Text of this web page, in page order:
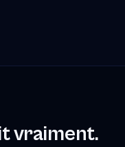
vraiment.